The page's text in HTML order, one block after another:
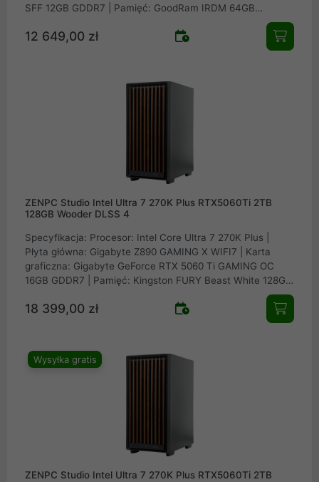
SFF 12GB GDDR7 | Pamięć: GoodRam IRDM 64GB
(2x32GB) 6000MHz CL30 | Dysk: Samsung SSD 990 PRO
2TB M.2 PCIe NVMe Gen4 | Obudowa: Fractal Design
Chłodzenie procesora: EK Water Blocks EK-Nucleus AIO
12 649,00 zł
ZENPC Studio Intel Ultra 7 270K Plus RTX5060Ti 2TB
128GB Wooder DLSS 4
Specyfikacja: Procesor: Intel Core Ultra 7 270K Plus |
Płyta główna: Gigabyte Z890 GAMING X WIFI7 | Karta
graficzna: Gigabyte GeForce RTX 5060 Ti GAMING OC
16GB GDDR7 | Pamięć: Kingston FURY Beast White 128GB
(4x32GB) 5200MHz CL40 | Dysk: Samsung SSD 990 PRO
2TB M.2 PCIe NVMe Gen4 | Obudowa: ZENPC Wooder TG
Chłodzenie procesora: Arctic Liquid Freezer III Pro 240
18 399,00 zł
Wysyłka gratis
ZENPC Studio Intel Ultra 7 270K Plus RTX5060Ti 2TB